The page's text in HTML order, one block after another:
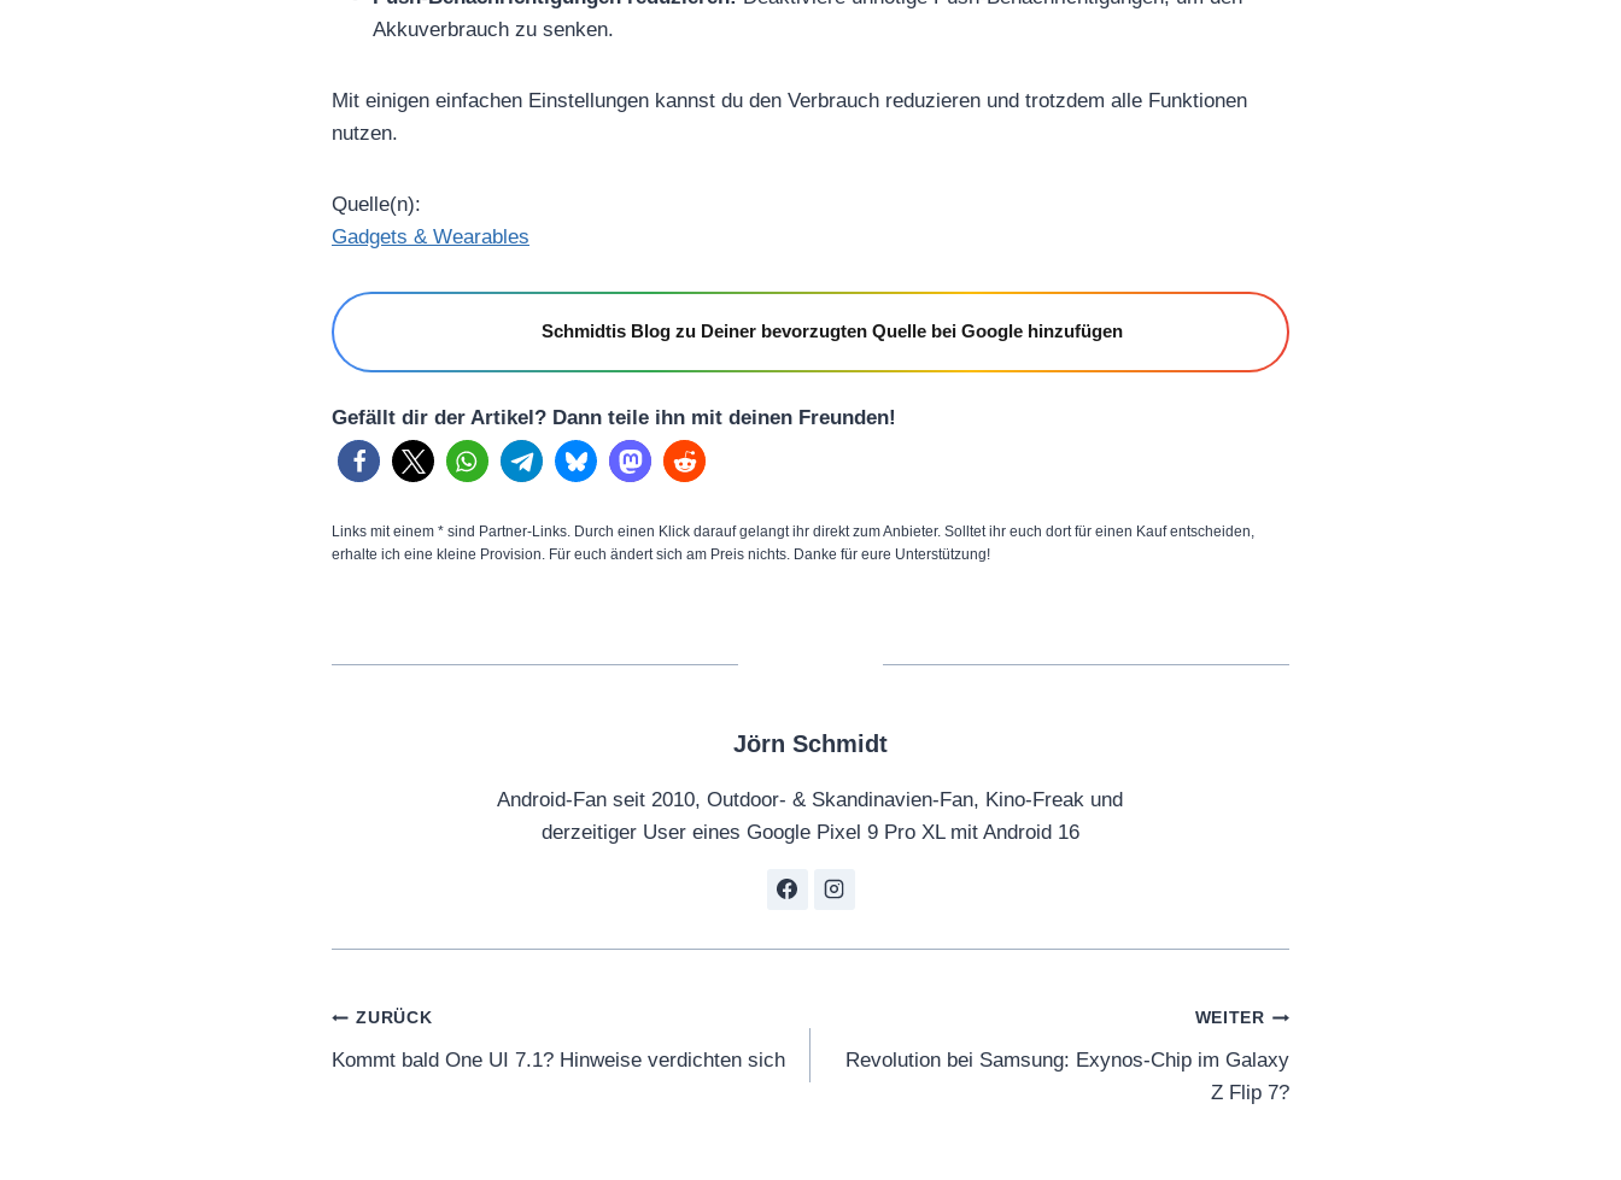
Akkuverbrauch zu senken.
Mit einigen einfachen Einstellungen kannst du den Verbrauch reduzieren und trotzdem alle Funktionen
nutzen.
Quelle(n):
Gadgets & Wearables
Schmidtis Blog zu Deiner bevorzugten Quelle bei Google hinzufügen
Gefällt dir der Artikel? Dann teile ihn mit deinen Freunden!
Links mit einem * sind Partner-Links. Durch einen Klick darauf gelangt ihr direkt zum Anbieter. Solltet ihr euch dort für einen Kauf entscheiden,
erhalte ich eine kleine Provision. Für euch ändert sich am Preis nichts. Danke für eure Unterstützung!
Jörn Schmidt
Android-Fan seit 2010, Outdoor- & Skandinavien-Fan, Kino-Freak und
derzeitiger User eines Google Pixel 9 Pro XL mit Android 16
Beitragsnavigation
ZURÜCK
Kommt bald One UI 7.1? Hinweise verdichten sich
WEITER
Revolution bei Samsung: Exynos-Chip im Galaxy
Z Flip 7?